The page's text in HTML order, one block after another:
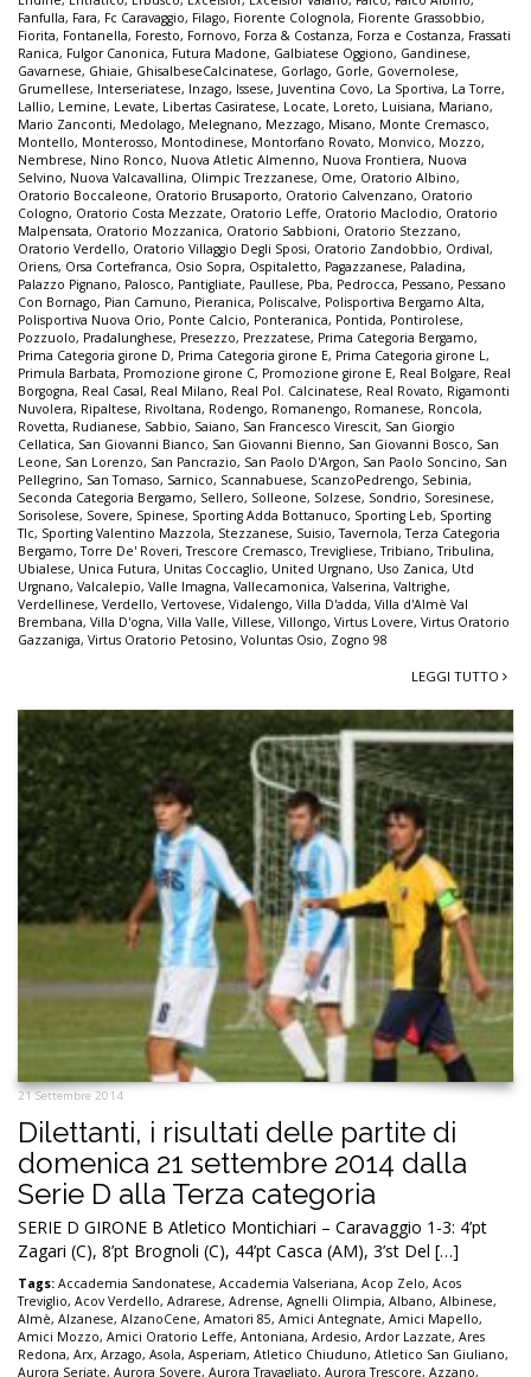
Fanfulla, Fara, Fc Caravaggio, Filago, Fiorente Colognola, Fiorente Grassobbio,
Fiorita, Fontanella, Foresto, Fornovo, Forza & Costanza, Forza e Costanza, Frassati
Ranica, Fulgor Canonica, Futura Madone, Galbiatese Oggiono, Gandinese,
Gavarnese, Ghiaie, GhisalbeseCalcinatese, Gorlago, Gorle, Governolese,
Grumellese, Interseriatese, Inzago, Issese, Juventina Covo, La Sportiva, La Torre,
Lallio, Lemine, Levate, Libertas Casiratese, Locate, Loreto, Luisiana, Mariano,
Mario Zanconti, Medolago, Melegnano, Mezzago, Misano, Monte Cremasco,
Montello, Monterosso, Montodinese, Montorfano Rovato, Monvico, Mozzo,
Nembrese, Nino Ronco, Nuova Atletic Almenno, Nuova Frontiera, Nuova
Selvino, Nuova Valcavallina, Olimpic Trezzanese, Ome, Oratorio Albino,
Oratorio Boccaleone, Oratorio Brusaporto, Oratorio Calvenzano, Oratorio
Cologno, Oratorio Costa Mezzate, Oratorio Leffe, Oratorio Maclodio, Oratorio
Malpensata, Oratorio Mozzanica, Oratorio Sabbioni, Oratorio Stezzano,
Oratorio Verdello, Oratorio Villaggio Degli Sposi, Oratorio Zandobbio, Ordival,
Oriens, Orsa Cortefranca, Osio Sopra, Ospitaletto, Pagazzanese, Paladina,
Palazzo Pignano, Palosco, Pantigliate, Paullese, Pba, Pedrocca, Pessano, Pessano
Con Bornago, Pian Camuno, Pieranica, Poliscalve, Polisportiva Bergamo Alta,
Polisportiva Nuova Orio, Ponte Calcio, Ponteranica, Pontida, Pontirolese,
Pozzuolo, Pradalunghese, Presezzo, Prezzatese, Prima Categoria Bergamo,
Prima Categoria girone D, Prima Categoria girone E, Prima Categoria girone L,
Primula Barbata, Promozione girone C, Promozione girone E, Real Bolgare, Real
Borgogna, Real Casal, Real Milano, Real Pol. Calcinatese, Real Rovato, Rigamonti
Nuvolera, Ripaltese, Rivoltana, Rodengo, Romanengo, Romanese, Roncola,
Rovetta, Rudianese, Sabbio, Saiano, San Francesco Virescit, San Giorgio
Cellatica, San Giovanni Bianco, San Giovanni Bienno, San Giovanni Bosco, San
Leone, San Lorenzo, San Pancrazio, San Paolo D'Argon, San Paolo Soncino, San
Pellegrino, San Tomaso, Sarnico, Scannabuese, ScanzoPedrengo, Sebinia,
Seconda Categoria Bergamo, Sellero, Solleone, Solzese, Sondrio, Soresinese,
Sorisolese, Sovere, Spinese, Sporting Adda Bottanuco, Sporting Leb, Sporting
Tlc, Sporting Valentino Mazzola, Stezzanese, Suisio,Tavernola,Terza Categoria
Bergamo,Torre De' Roveri,Trescore Cremasco,Trevigliese,Tribiano,Tribulina,
Ubialese, Unica Futura, Unitas Coccaglio, United Urgnano, Uso Zanica, Utd
Urgnano, Valcalepio, Valle Imagna, Vallecamonica, Valserina, Valtrighe,
Verdellinese, Verdello, Vertovese, Vidalengo, Villa D'adda, Villa d'Almè Val
Brembana, Villa D'ogna, Villa Valle, Villese, Villongo, Virtus Lovere, Virtus Oratorio
Gazzaniga, Virtus Oratorio Petosino, Voluntas Osio, Zogno 98
LEGGI TUTTO
21 Settembre 2014
Dilettanti, i risultati delle partite di
domenica 21 settembre 2014 dalla
Serie D alla Terza categoria
SERIE D GIRONE B Atletico Montichiari – Caravaggio 1-3: 4’pt
Zagari (C), 8’pt Brognoli (C), 44’pt Casca (AM), 3’st Del […]
Tags: Accademia Sandonatese, Accademia Valseriana, Acop Zelo, Acos
Treviglio, Acov Verdello, Adrarese, Adrense, Agnelli Olimpia, Albano, Albinese,
Almè, Alzanese, AlzanoCene, Amatori 85, Amici Antegnate, Amici Mapello,
Amici Mozzo, Amici Oratorio Leffe, Antoniana, Ardesio, Ardor Lazzate, Ares
Redona, Arx, Arzago, Asola, Asperiam, Atletico Chiuduno, Atletico San Giuliano,
Aurora Seriate, Aurora Sovere, Aurora Travagliato, Aurora Trescore, Azzano,